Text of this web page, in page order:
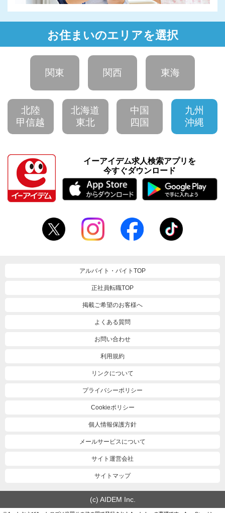
お住まいのエリアを選択
関東 関西 東海
北陸
甲信越
北海道
東北
中国
四国
九州
沖縄
イーアイデム求人検索アプリを
今すぐダウンロード
アルバイト・バイトTOP
正社員転職TOP
掲載ご希望のお客様へ
よくある質問
お問い合わせ
利用規約
リンクについて
プライバシーポリシー
Cookieポリシー
個人情報保護方針
メールサービスについて
サイト運営会社
サイトマップ
(c) AIDEM Inc.